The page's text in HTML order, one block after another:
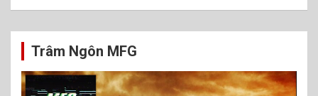
Trâm Ngôn MFG